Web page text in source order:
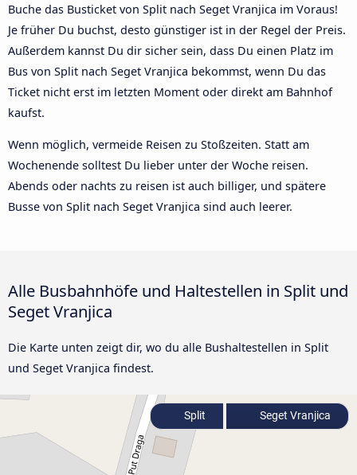
Buche das Busticket von Split nach Seget Vranjica im Voraus!
Je früher Du buchst, desto günstiger ist in der Regel der Preis.
Außerdem kannst Du dir sicher sein, dass Du einen Platz im
Bus von Split nach Seget Vranjica bekommst, wenn Du das
Ticket nicht erst im letzten Moment oder direkt am Bahnhof
kaufst.
Wenn möglich, vermeide Reisen zu Stoßzeiten. Statt am
Wochenende solltest Du lieber unter der Woche reisen.
Abends oder nachts zu reisen ist auch billiger, und spätere
Busse von Split nach Seget Vranjica sind auch leerer.
Alle Busbahnhöfe und Haltestellen in Split und
Seget Vranjica
Die Karte unten zeigt dir, wo du alle Bushaltestellen in Split
und Seget Vranjica findest.
Split Seget Vranjica